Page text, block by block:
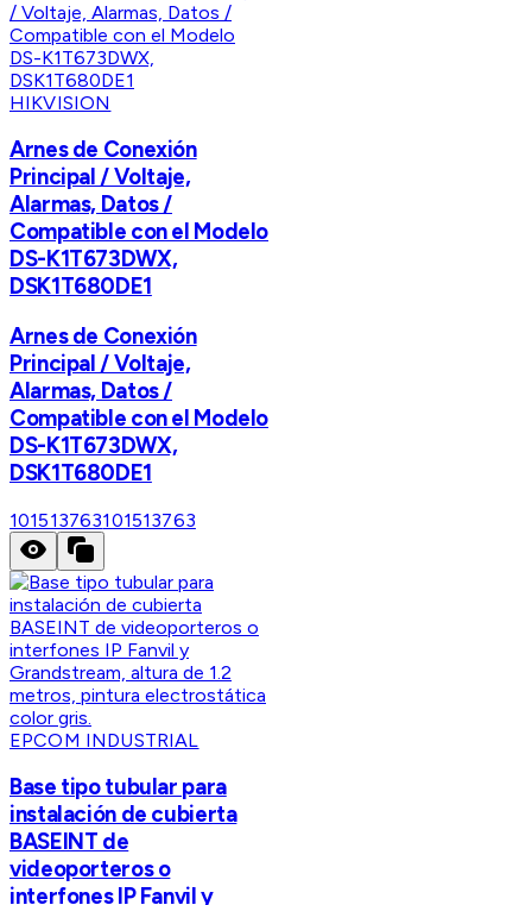
HIKVISION
Arnes de Conexión
Principal / Voltaje,
Alarmas, Datos /
Compatible con el Modelo
DS-K1T673DWX,
DSK1T680DE1
Arnes de Conexión
Principal / Voltaje,
Alarmas, Datos /
Compatible con el Modelo
DS-K1T673DWX,
DSK1T680DE1
101513763101513763
EPCOM INDUSTRIAL
Base tipo tubular para
instalación de cubierta
BASEINT de
videoporteros o
interfones IP Fanvil y